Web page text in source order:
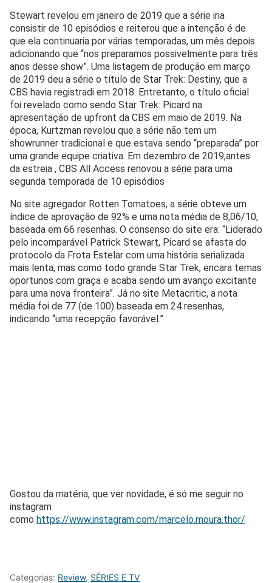
Stewart revelou em janeiro de 2019 que a série iria
consistir de 10 episódios e reiterou que a intenção é de
que ela continuaria por várias temporadas, um mês depois
adicionando que “nos preparamos possivelmente para três
anos desse show”. Uma listagem de produção em março
de 2019 deu a série o título de Star Trek: Destiny, que a
CBS havia registradi em 2018. Entretanto, o título oficial
foi revelado como sendo Star Trek: Picard na
apresentação de upfront da CBS em maio de 2019. Na
época, Kurtzman revelou que a série não tem um
showrunner tradicional e que estava sendo “preparada” por
uma grande equipe criativa. Em dezembro de 2019,antes
da estreia , CBS All Access renovou a série para uma
segunda temporada de 10 episódios
No site agregador Rotten Tomatoes, a série obteve um
índice de aprovação de 92% e uma nota média de 8,06/10,
baseada em 66 resenhas. O consenso do site era: “Liderado
pelo incomparável Patrick Stewart, Picard se afasta do
protocolo da Frota Estelar com uma história serializada
mais lenta, mas como todo grande Star Trek, encara temas
oportunos com graça e acaba sendo um avanço excitante
para uma nova fronteira”. Já no site Metacritic, a nota
média foi de 77 (de 100) baseada em 24 resenhas,
indicando “uma recepção favorável.”
Gostou da matéria, que ver novidade, é só me seguir no
instagram
como https://www.instagram.com/marcelo.moura.thor/
Categorias: Review, SÉRIES E TV